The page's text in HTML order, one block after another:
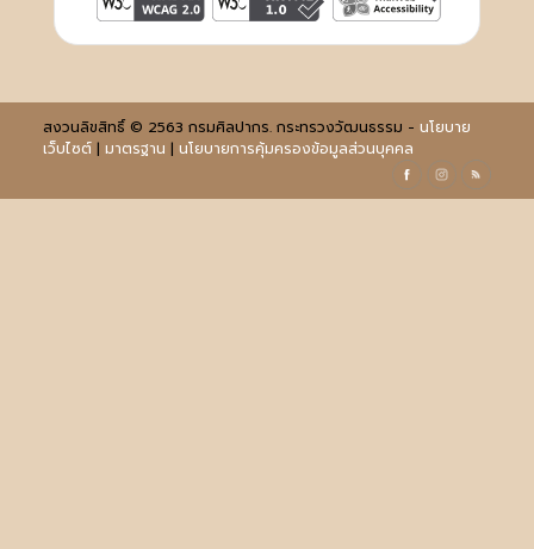
สงวนลิขสิทธิ์ © 2563 กรมศิลปากร. กระทรวงวัฒนธรรม - นโยบาย
เว็บไซต์| มาตรฐาน | นโยบายการคุ้มครองข้อมูลส่วนบุคคล